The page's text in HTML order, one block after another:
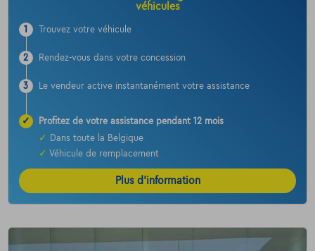
véhicules
1 Trouvez votre véhicule
2 Rendez-vous dans votre concession
3 Le vendeur active instantanément votre assistance
✓
Profitez de votre assistance pendant 12 mois
✓
Dans toute la Belgique
✓ Véhicule de remplacement
Plus d’information